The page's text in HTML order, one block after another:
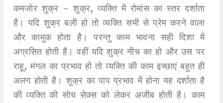
कमजोर शुक्र - शुक्र, व्यक्ति में रोमांस का स्तर दर्शाता
है। यदि शुक्र बली हो तो व्यक्ति सभी से प्रेम करने वाला
और कामुक होता है। परन्तु काम भावना सही दिशा में
अग्रसित होती है। वहीं यदि शुक्र नीच का हो और उस पर
राहू, मंगल का प्रभाव हो तो व्यक्ति की काम इच्छाएं बहुत ही
अलग होती है। शुक्र का पाप प्रभाव में होना यह दर्शाता है
की व्यक्ति की सोच सेक्स को लेकर अजीब होती है। काम